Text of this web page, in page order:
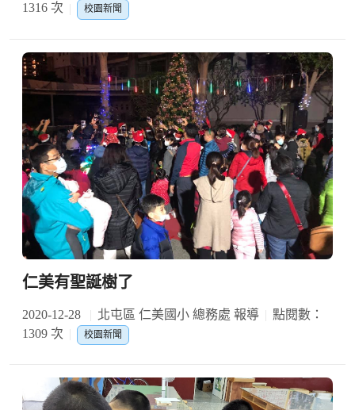
1316 次
校園新聞
仁美有聖誕樹了
2020-12-28 北屯區 仁美國小 總務處 報導
點閱數：
1309 次
校園新聞